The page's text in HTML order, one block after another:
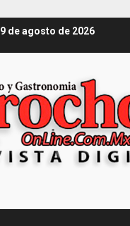
9 de agosto de 2026